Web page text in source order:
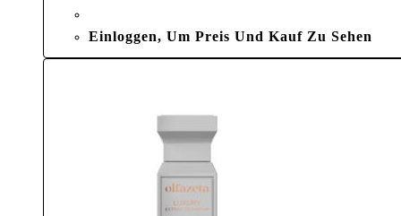
Einloggen, Um Preis Und Kauf Zu Sehen